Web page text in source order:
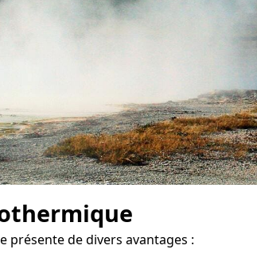
de divers avantages :